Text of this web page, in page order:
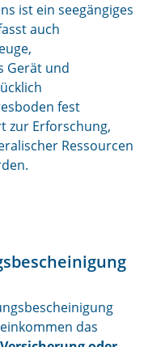
ist ein seegängiges
auch
Gerät und
fest
zur Erforschung,
Ressourcen
das